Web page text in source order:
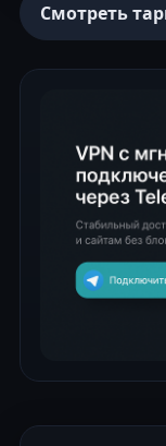
Смотреть